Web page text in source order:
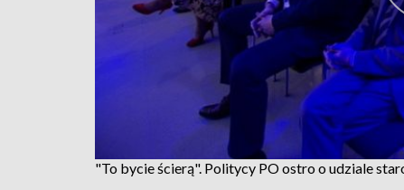
"To bycie ścierą". Politycy PO ostro o udziale